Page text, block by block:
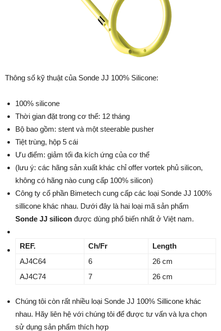
Thông số kỹ thuật của Sonde JJ 100% Silicone:
100% silicone
Thời gian đặt trong cơ thể: 12 tháng
Bộ bao gồm: stent và một steerable pusher
Tiệt trùng, hộp 5 cái
Ưu điểm: giảm tối đa kích ứng của cơ thể
(lưu ý: các hãng sản xuất khác chỉ offer vortek phủ silicon,
không có hãng nào cung cấp 100% silicon)
Công ty cổ phần Bimetech cung cấp các loại Sonde JJ 100%
sillicone khác nhau. Dưới đây là hai loại mã sản phẩm
Sonde JJ silicon được dùng phổ biến nhất ở Việt nam.
REF. Ch/Fr
Length
AJ4C64
6
26 cm
AJ4C74
7 26 cm
Chúng tôi còn rất nhiều loại Sonde JJ 100% Sillicone khác
nhau. Hãy liên hệ với chúng tôi để được tư vấn và lựa chọn
sử dụng sản phẩm thích hợp